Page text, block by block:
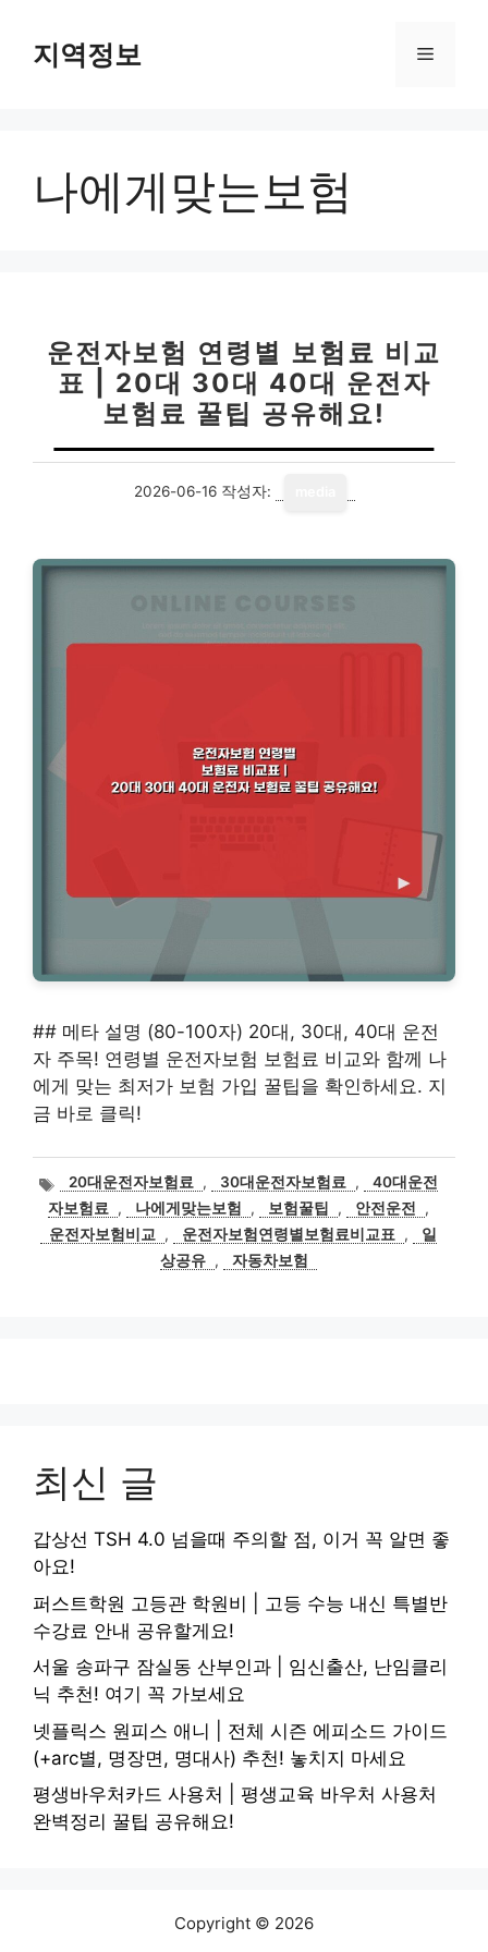
지역정보 메
나에게맞는보험
운전자보험 연령별 보험료 비교
표 | 20대 30대 40대 운전자
보험료 꿀팁 공유해요!
2026-06-16 작성자:
## 메타 설명 (80-100자) 20대, 30대, 40대 운전
자 주목! 연령별 운전자보험 보험료 비교와 함께 나
에게 맞는 최저가 보험 가입 꿀팁을 확인하세요. 지
금 바로 클릭!
태
그
20대운전자보험료 , 30대운전자보험료 ,
40대운전
자보험료
, 나에게맞는보험 , 보험꿀팁 , 안전운전
,
운전자보험비교
, 운전자보험연령별보험료비교표 ,
일
상공유 , 자동차보험
최신 글
갑상선 TSH 4.0 넘을때 주의할 점, 이거 꼭 알면 좋
아요!
퍼스트학원 고등관 학원비 | 고등 수능 내신 특별반
수강료 안내 공유할게요!
서울 송파구 잠실동 산부인과 | 임신출산, 난임클리
닉 추천! 여기 꼭 가보세요
넷플릭스 원피스 애니 | 전체 시즌 에피소드 가이드
(+arc별, 명장면, 명대사) 추천! 놓치지 마세요
평생바우처카드 사용처 | 평생교육 바우처 사용처
완벽정리 꿀팁 공유해요!
Copyright © 2026